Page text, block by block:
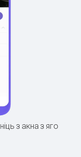
з акна з яго